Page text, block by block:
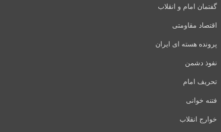
گفتمان امام و انقلاب
اقتصاد مقاومتی
پرونده هسته ای ایران
نفوذ دشمن
تحریف امام
فتنه خوانی
خوارج انقلاب